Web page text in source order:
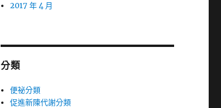
2017 年 4 月
分類
便祕分類
促進新陳代謝分類